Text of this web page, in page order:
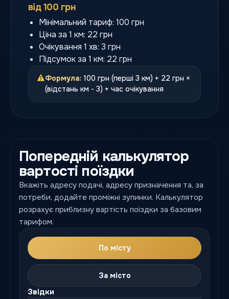
від 100 грн
Мінімальний тариф: 100 грн
Ціна за 1 км: 22 грн
Очікування 1 хв: 3 грн
Підсумок за 1 км: 22 грн
Формула: 100 грн (перші 3 км) + 22 грн ×
(відстань км - 3) + час очікування
Попередній калькулятор
вартості поїздки
Вкажіть адресу подачі, адресу призначення та, за
потреби, додайте проміжні зупинки. Калькулятор
розрахує приблизну вартість поїздки за базовим
тарифом.
По місту
За місто
Звідки